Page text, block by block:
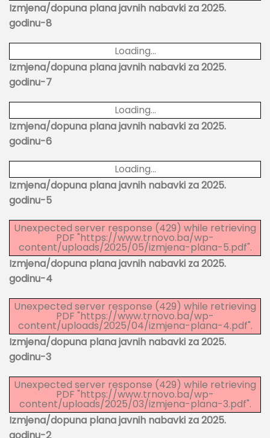
Izmjena/dopuna plana javnih nabavki za 2025.
godinu-8
Loading...
Izmjena/dopuna plana javnih nabavki za 2025.
godinu-7
Loading...
Izmjena/dopuna plana javnih nabavki za 2025.
godinu-6
Loading...
Izmjena/dopuna plana javnih nabavki za 2025.
godinu-5
Unexpected server response (429) while retrieving
PDF "https://www.trnovo.ba/wp-
content/uploads/2025/05/izmjena-plana-5.pdf".
Izmjena/dopuna plana javnih nabavki za 2025.
godinu-4
Unexpected server response (429) while retrieving
PDF "https://www.trnovo.ba/wp-
content/uploads/2025/04/izmjena-plana-4.pdf".
Izmjena/dopuna plana javnih nabavki za 2025.
godinu-3
Unexpected server response (429) while retrieving
PDF "https://www.trnovo.ba/wp-
content/uploads/2025/03/izmjena-plana-3.pdf".
Izmjena/dopuna plana javnih nabavki za 2025.